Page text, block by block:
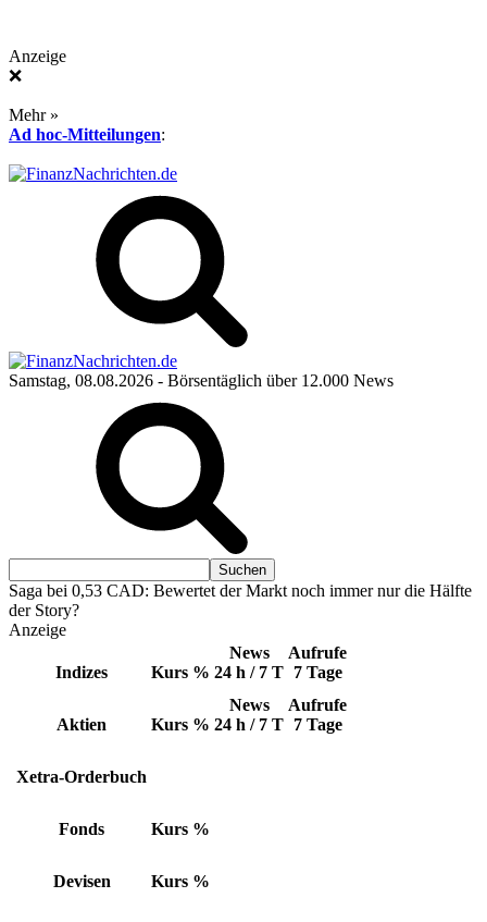
Anzeige
❌
Mehr »
Ad hoc-Mitteilungen:
Samstag, 08.08.2026 - Börsentäglich über 12.000 News
Saga bei 0,53 CAD: Bewertet der Markt noch immer nur die Hälfte
der Story?
Anzeige
Indizes Kurs %
News
24 h / 7 T
Aufrufe
7 Tage
Aktien Kurs %
News
24 h / 7 T
Aufrufe
7 Tage
Xetra-Orderbuch
Fonds Kurs %
Devisen Kurs %